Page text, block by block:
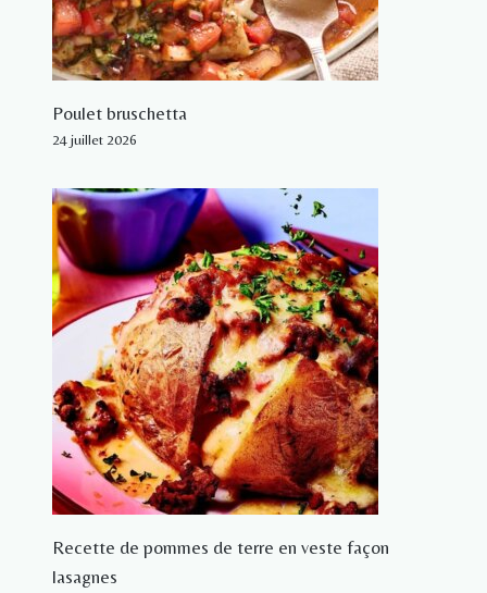
Poulet bruschetta
24 juillet 2026
Recette de pommes de terre en veste façon
lasagnes